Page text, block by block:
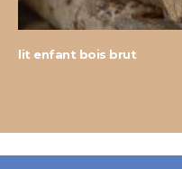
lit enfant bois brut